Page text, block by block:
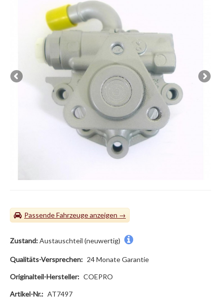
Passende Fahrzeuge
Zustand:Austauschteil (neuwertig)
Qualitäts-Versprechen: 24 Monate Garantie
Originalteil-Hersteller: COEPRO
Artikel-Nr.: AT7497